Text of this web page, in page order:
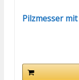
Pilzmesser